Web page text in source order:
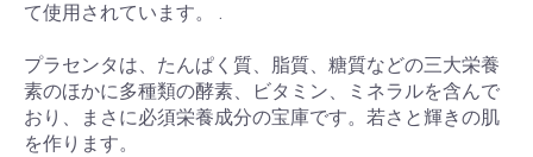
て使用されています。 .
プラセンタは、たんぱく質、脂質、糖質などの三大栄養
素のほかに多種類の酵素、ビタミン、ミネラルを含んで
おり、まさに必須栄養成分の宝庫です。若さと輝きの肌
を作ります。